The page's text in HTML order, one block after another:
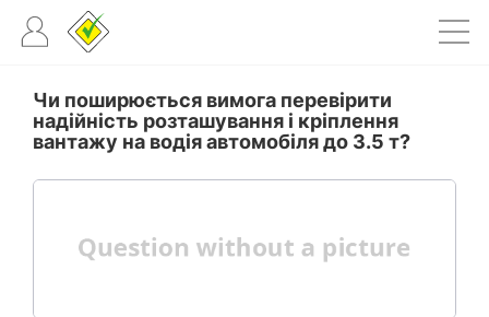
Чи поширюється вимога перевірити
надійність розташування і кріплення
вантажу на водія автомобіля до 3.5 т?